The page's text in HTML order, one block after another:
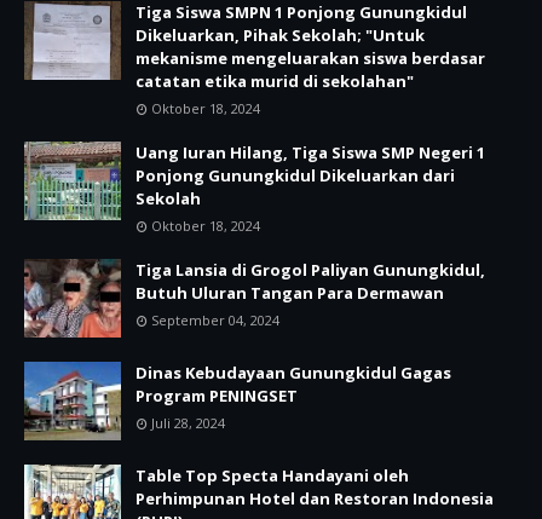
Tiga Siswa SMPN 1 Ponjong Gunungkidul
Dikeluarkan, Pihak Sekolah; "Untuk
mekanisme mengeluarakan siswa berdasar
catatan etika murid di sekolahan"
Oktober 18, 2024
Uang Iuran Hilang, Tiga Siswa SMP Negeri 1
Ponjong Gunungkidul Dikeluarkan dari
Sekolah
Oktober 18, 2024
Tiga Lansia di Grogol Paliyan Gunungkidul,
Butuh Uluran Tangan Para Dermawan
September 04, 2024
Dinas Kebudayaan Gunungkidul Gagas
Program PENINGSET
Juli 28, 2024
Table Top Specta Handayani oleh
Perhimpunan Hotel dan Restoran Indonesia